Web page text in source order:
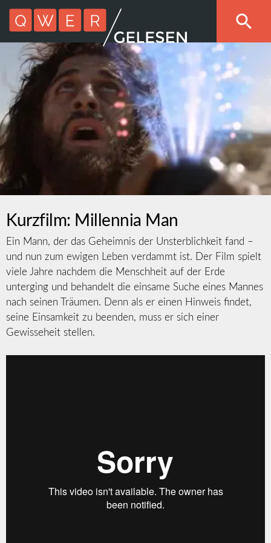
Kurzfilm: Millennia Man
Ein Mann, der das Geheimnis der Unsterblichkeit fand –
und nun zum ewigen Leben verdammt ist. Der Film spielt
viele Jahre nachdem die Menschheit auf der Erde
unterging und behandelt die einsame Suche eines Mannes
nach seinen Träumen. Denn als er einen Hinweis findet,
seine Einsamkeit zu beenden, muss er sich einer
Gewisseheit stellen.